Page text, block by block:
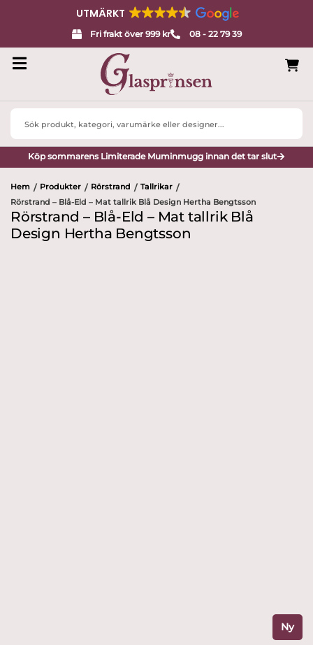
UTMÄRKT
Fri frakt över 999 kr 08 - 22 79 39
Search
Köp sommarens Limiterade Muminmugg innan det tar slut
Hem / Produkter / Rörstrand / Tallrikar /
Rörstrand – Blå-Eld – Mat tallrik Blå Design Hertha Bengtsson
Rörstrand – Blå-Eld – Mat tallrik Blå
Design Hertha Bengtsson
Ny